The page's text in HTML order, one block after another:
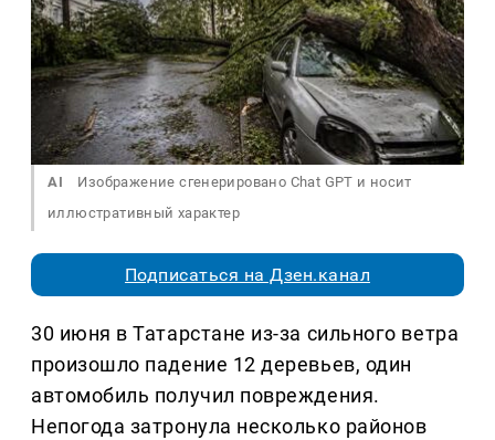
AI
Изображение сгенерировано Chat GPT и носит
иллюстративный характер
Подписаться на Дзен.канал
30 июня в Татарстане из-за сильного ветра
произошло падение 12 деревьев, один
автомобиль получил повреждения.
Непогода затронула несколько районов